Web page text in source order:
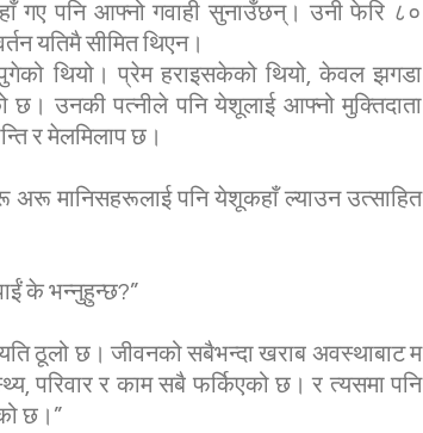
गए पनि आफ्नो गवाही सुनाउँछन्। उनी फेरि ८०
यतिमै सीमित थिएन।
थियो। प्रेम हराइसकेको थियो, केवल झगडा
छ। उनकी पत्नीले पनि येशूलाई आफ्नो मुक्तिदाता
र मेलमिलाप छ।
अरू मानिसहरूलाई पनि येशूकहाँ ल्याउन उत्साहित
के भन्नुहुन्छ?”
ठूलो छ। जीवनको सबैभन्दा खराब अवस्थाबाट म
परिवार र काम सबै फर्किएको छ। र त्यसमा पनि
छ।”